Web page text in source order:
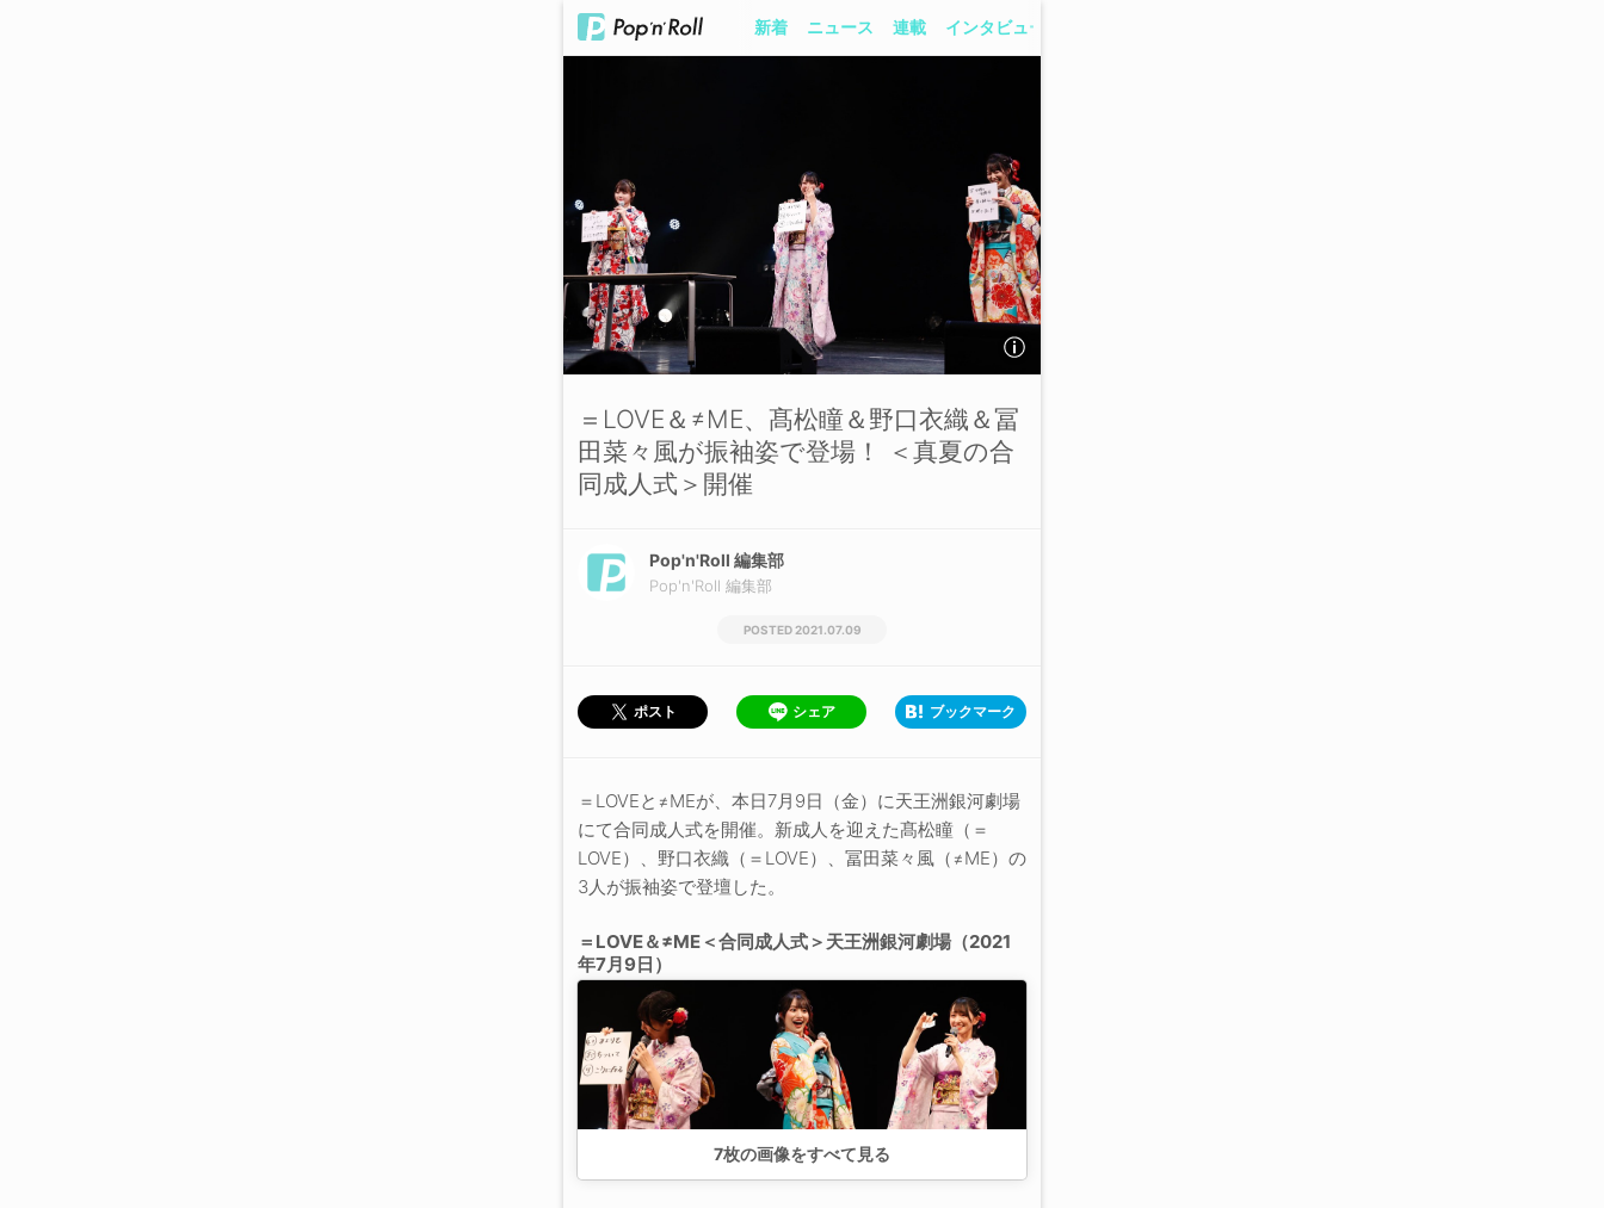
新着 ニュース 連載 インタビュー
＝LOVE＆≠ME、髙松瞳＆野口衣織＆冨
田菜々風が振袖姿で登場！ ＜真夏の合
同成人式＞開催
Pop'n'Roll 編集部
Pop'n'Roll 編集部
2021.07.09
ポスト シェア ブックマーク
＝LOVEと≠MEが、本日7月9日（金）に天王洲銀河劇場
にて合同成人式を開催。新成人を迎えた髙松瞳（＝
LOVE）、野口衣織（＝LOVE）、冨田菜々風（≠ME）の
3人が振袖姿で登壇した。
＝LOVE＆≠ME＜合同成人式＞天王洲銀河劇場（2021
年7月9日）
7枚の画像をすべて見る